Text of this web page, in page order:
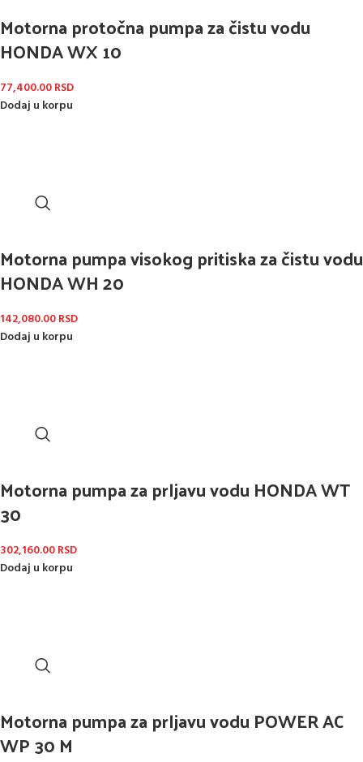
Motorna protočna pumpa za čistu vodu
HONDA WX 10
77,400.00RSD
Dodaj u korpu
Motorna pumpa visokog pritiska za čistu vodu
HONDA WH 20
142,080.00RSD
Dodaj u korpu
Motorna pumpa za prljavu vodu HONDA WT
30
302,160.00RSD
Dodaj u korpu
Motorna pumpa za prljavu vodu POWER AC
WP 30 M